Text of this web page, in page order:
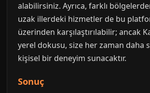
alabilirsiniz. Ayrıca, farklı
uzak illerdeki hizmetler de bu
üzerinden karşılaştırılabilir; ancak
yerel dokusu, size her zaman daha
kişisel bir deneyim sunacaktır.
Sonuç